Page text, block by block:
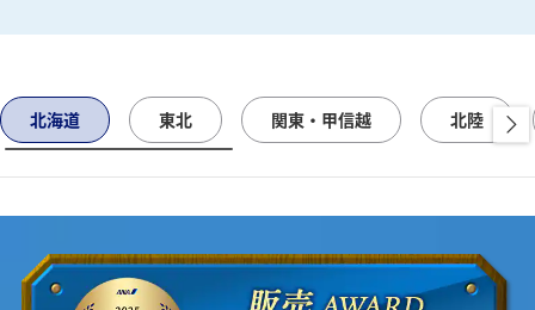
北海道 東北 関東・甲信越 北陸